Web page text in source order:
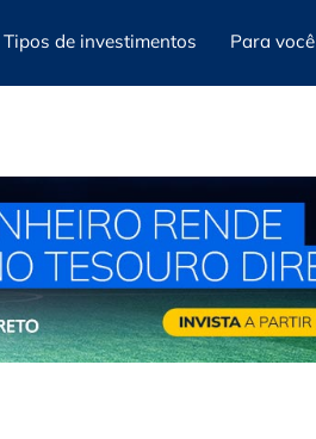
Tipos de investimentos Para você